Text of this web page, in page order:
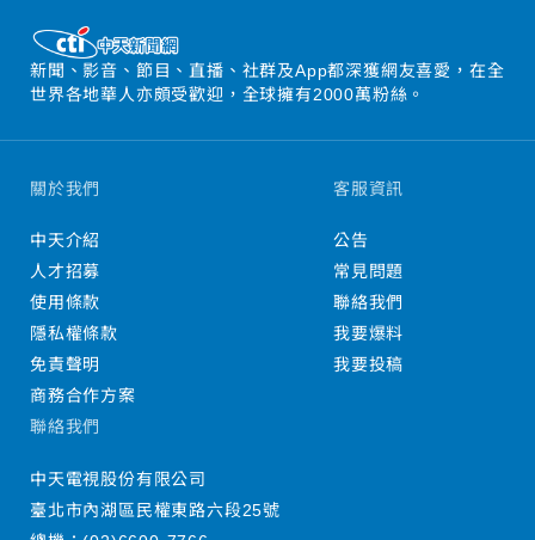
新聞、影音、節目、直播、社群及App都深獲網友喜愛，在全
世界各地華人亦頗受歡迎，全球擁有2000萬粉絲。
關於我們
中天介紹
人才招募
使用條款
隱私權條款
免責聲明
商務合作方案
客服資訊
公告
常見問題
聯絡我們
我要爆料
我要投稿
聯絡我們
中天電視股份有限公司
臺北市內湖區民權東路六段25號